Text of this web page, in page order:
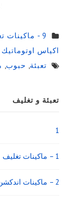
9 - ماكينات
اكياس اوتوماتيك
تعبئة, حبوب,
Sidebar
Widget
Area
تعبئة و تغليف
1
1 – ماكينات تغليف شرنك
2 – ماكينات اندكشن سيل تلحم اغطية العبوات البلاستيكية